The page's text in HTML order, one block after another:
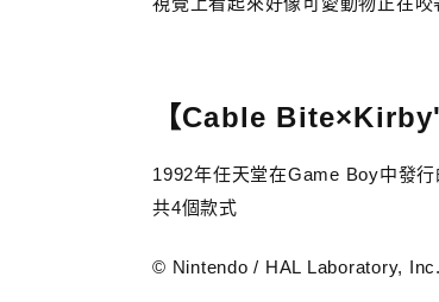
【Cable
1992年任天堂在Game Boy中發
共4個款式
© Nintendo / HAL Laboratory,